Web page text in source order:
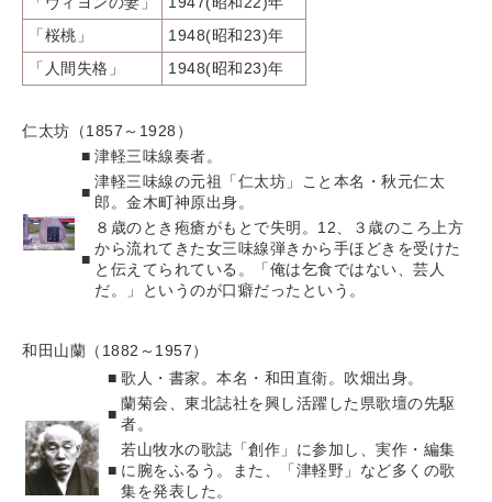
「桜桃」
1948(昭和23)年
「人間失格」
1948(昭和23)年
仁太坊（1857～1928）
■ 津軽三味線奏者。
■
津軽三味線の元祖「仁太坊」こと本名・秋元仁太
郎。金木町神原出身。
■
８歳のとき疱瘡がもとで失明。12、３歳のころ上方
から流れてきた女三味線弾きから手ほどきを受けた
と伝えてられている。「俺は乞食ではない、芸人
だ。」というのが口癖だったという。
和田山蘭（1882～1957）
■ 歌人・書家。本名・和田直衛。吹畑出身。
■
蘭菊会、東北誌社を興し活躍した県歌壇の先駆
者。
■
若山牧水の歌誌「創作」に参加し、実作・編集
に腕をふるう。また、「津軽野」など多くの歌
集を発表した。